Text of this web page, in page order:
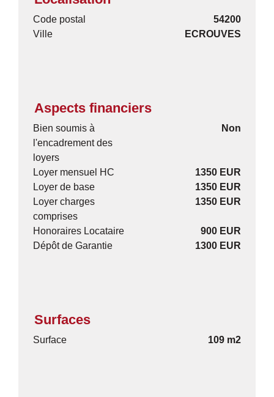
Code postal
54200
Ville
ECROUVES
Aspects financiers
Bien soumis à
l'encadrement des
loyers
Non
Loyer mensuel HC
1350 EUR
Loyer de base
1350 EUR
Loyer charges
comprises
1350 EUR
Honoraires Locataire
900 EUR
Dépôt de Garantie
1300 EUR
Surfaces
Surface 109 m2